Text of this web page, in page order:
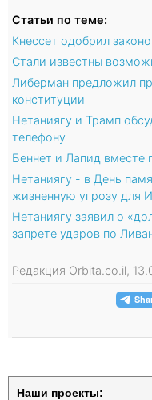
Статьи по теме:
Кнессет одобрил
Стали известны
Либерман предложил
конституции
Нетаниягу и Трамп
телефону
Беннет и Лапид вместе
Нетаниягу - в День
жизненную угрозу для
Нетаниягу заявил о
запрете ударов по
Редакция Orbita.co.il,
Наши проекты: